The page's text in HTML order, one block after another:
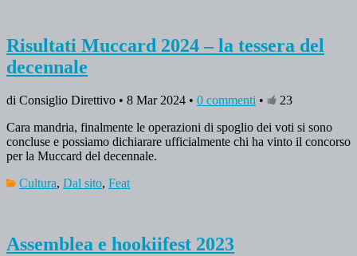
Risultati Muccard 2024 – la tessera del
decennale
di Consiglio Direttivo • 8 Mar 2024 • 0 commenti •
23
Cara mandria, finalmente le operazioni di spoglio dei voti si sono
concluse e possiamo dichiarare ufficialmente chi ha vinto il concorso
per la Muccard del decennale.
Cultura, Dal sito, Feat
Assemblea e hookiifest 2023